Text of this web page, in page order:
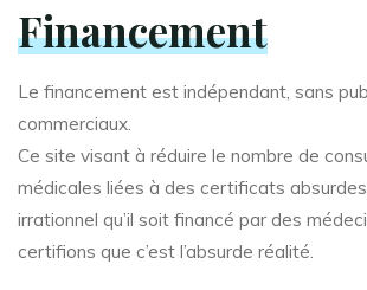
Financement
Le financement est indépendant, sans
commerciaux.
Ce site visant à réduire le nombre de
médicales liées à des certificats
irrationnel qu’il soit financé par des
certifions que c’est l’absurde réalité.